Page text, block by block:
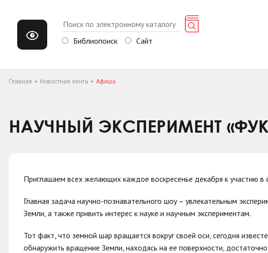
Библиопоиск Сайт
Главная Новостная лента Афиша
НАУЧНЫЙ ЭКСПЕРИМЕНТ
Приглашаем всех желающих каждое воскресенье декабря к участию
Главная задача научно-познавательного шоу – увлекательным
Земли, а также привить интерес к науке и научным экспериментам.
Тот факт, что земной шар вращается вокруг своей оси, сегодня
обнаружить вращение Земли, находясь на ее поверхности,